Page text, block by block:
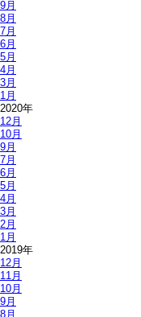
9月
8月
7月
6月
5月
4月
3月
1月
2020年
12月
10月
9月
7月
6月
5月
4月
3月
2月
1月
2019年
12月
11月
10月
9月
8月